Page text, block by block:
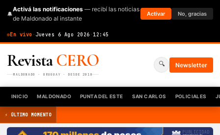
🔔
Activá las notificaciones — recibí las noticias
de Maldonado al instante
Activar No, gracias
En vivo · Jueves 6 Ago 2026 · 12:45
RevistaCERO
MALDONADO · URUGUAY · DESDE 2010
🔍 Newsletter
INICIO MALDONADO PUNTA DEL ESTE SAN CARLOS POLICIALES
⚡ ÚLTIMO MOMENTO
PUBLICIDAD